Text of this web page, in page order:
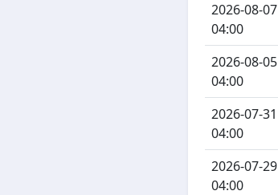
2026-08-07
04:00
2026-08-05
04:00
2026-07-31
04:00
2026-07-29
04:00